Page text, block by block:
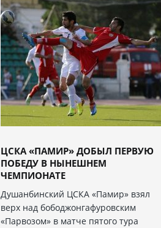
ЦСКА «ПАМИР» ДОБЫЛ ПЕРВУЮ
ПОБЕДУ В НЫНЕШНЕМ
ЧЕМПИОНАТЕ
Душанбинский ЦСКА «Памир» взял
верх над бободжонгафуровским
«Парвозом» в матче пятого тура